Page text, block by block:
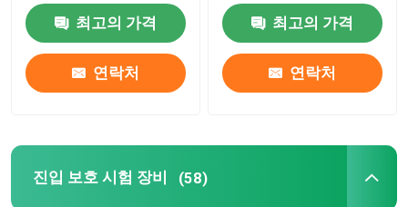
우리에 대하여
공장 여행
연락주세요
최고의 가격
연락처
최고의 가격
연락처
진입 보호 시험 장비 (58)